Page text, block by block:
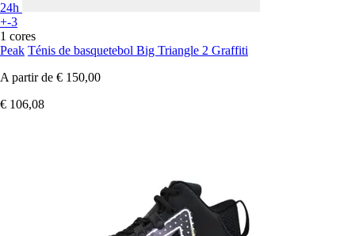
24h
+-3
1 cores
Peak Ténis de basquetebol Big Triangle 2 Graffiti
A partir de € 150,00
€ 106,08